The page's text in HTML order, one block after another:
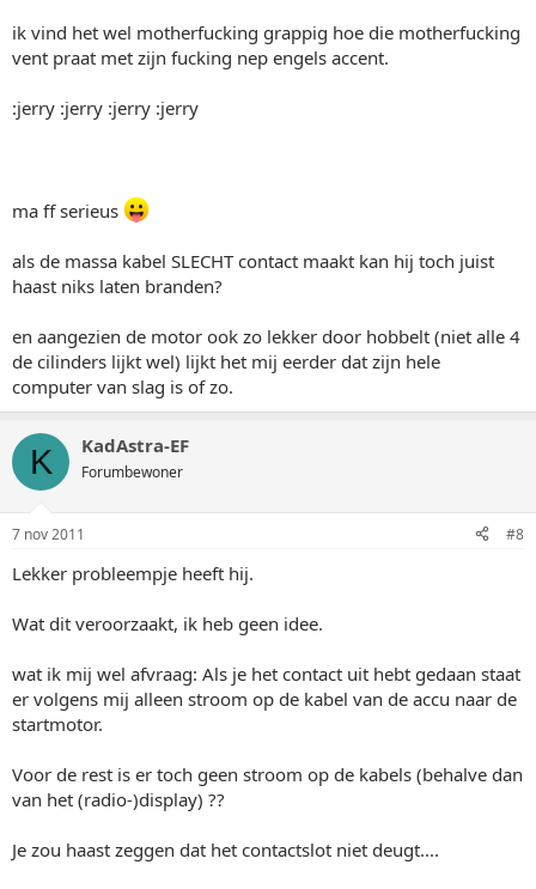
ik vind het wel motherfucking grappig hoe die motherfucking
vent praat met zijn fucking nep engels accent.
:jerry :jerry :jerry :jerry
ma ff serieus
als de massa kabel SLECHT contact maakt kan hij toch juist
haast niks laten branden?
en aangezien de motor ook zo lekker door hobbelt (niet alle 4
de cilinders lijkt wel) lijkt het mij eerder dat zijn hele
computer van slag is of zo.
K KadAstra-EF
Forumbewoner
7 nov 2011 #8
Lekker probleempje heeft hij.
Wat dit veroorzaakt, ik heb geen idee.
wat ik mij wel afvraag: Als je het contact uit hebt gedaan staat
er volgens mij alleen stroom op de kabel van de accu naar de
startmotor.
Voor de rest is er toch geen stroom op de kabels (behalve dan
van het (radio-)display) ??
Je zou haast zeggen dat het contactslot niet deugt....